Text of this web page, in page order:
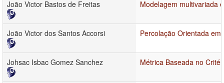
João Victor Bastos de Freitas Modelagem multivariada
João Victor dos Santos Accorsi Percolação Orientada em
Johsac Isbac Gomez Sanchez Métrica Baseada no